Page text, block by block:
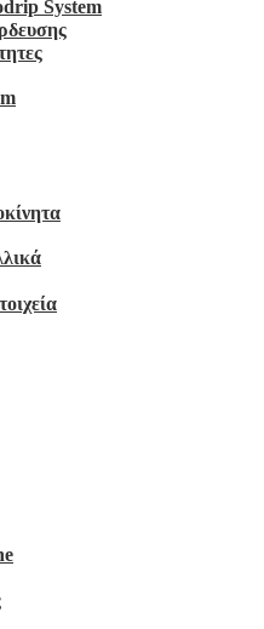
System